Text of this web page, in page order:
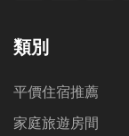
類別
平價住宿推薦
家庭旅遊房間